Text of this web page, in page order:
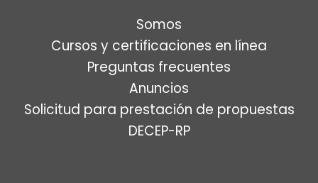
Somos
Cursos y certificaciones en línea
Preguntas frecuentes
Anuncios
Solicitud para prestación de propuestas
DECEP-RP